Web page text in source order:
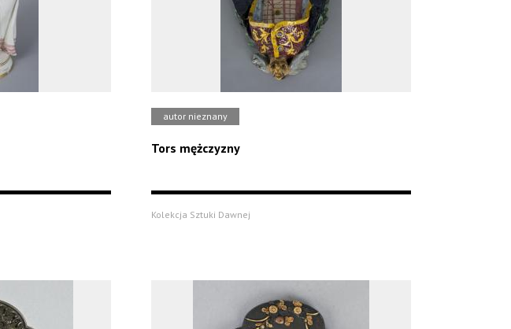
autor nieznany
Tors mężczyzny
Kolekcja Sztuki Dawnej